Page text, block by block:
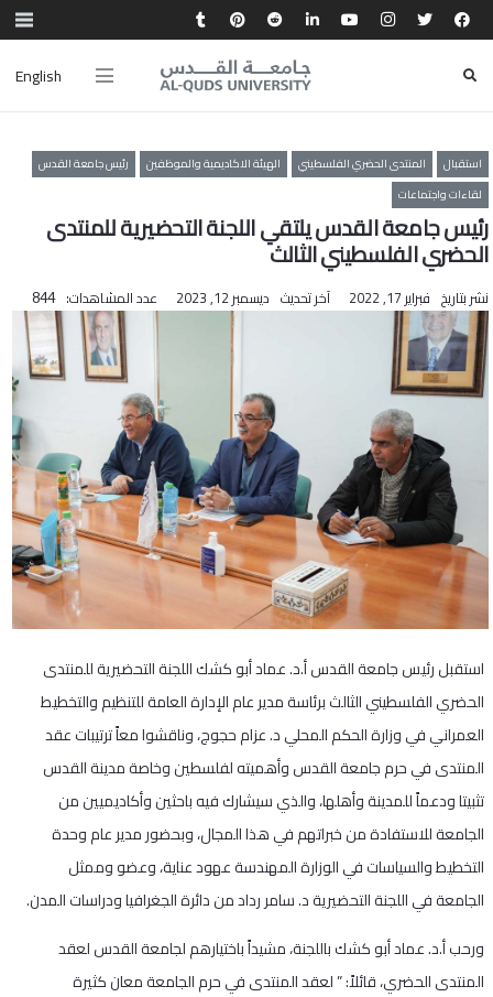
English
استقبال المنتدى الحضري الفلسطيني الهيئة الاكاديمية والموظفين
رئيس جامعة القدس
لقاءات واجتماعات
رئيس جامعة القدس يلتقي اللجنة التحضيرية للمنتدى
الحضري الفلسطيني الثالث
نشر بتاريخ فبراير 17, 2022 آخر تحديث ديسمبر 12, 2023 عدد المشاهدات: 844
استقبل رئيس جامعة القدس أ.د. عماد أبو كشك اللجنة التحضيرية للمنتدى
الحضري الفلسطيني الثالث برئاسة مدير عام الإدارة العامة للتنظيم والتخطيط
العمراني في وزارة الحكم المحلي د. عزام حجوج، وناقشوا معاً ترتيبات عقد
المنتدى في حرم جامعة القدس وأهميته لفلسطين وخاصة مدينة القدس
تثبيتا ودعماً للمدينة وأهلها، والذي سيشارك فيه باحثين وأكاديميين من
الجامعة للاستفادة من خبراتهم في هذا المجال، وبحضور مدير عام وحدة
التخطيط والسياسات في الوزارة المهندسة عهود عناية، وعضو وممثل
الجامعة في اللجنة التحضيرية د. سامر رداد من دائرة الجغرافيا ودراسات المدن.
ورحب أ.د. عماد أبو كشك باللجنة، مشيداً باختيارهم لجامعة القدس لعقد
المنتدى الحضري، قائلاً: ” لعقد المنتدى في حرم الجامعة معان كثيرة